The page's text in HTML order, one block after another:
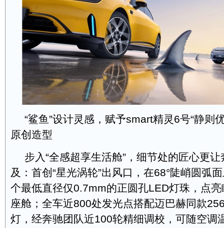
“鲨鱼”设计灵感，赋予smart精灵6号“静则
原创造型
步入“全感超享生活舱”，细节处的匠心更
及：首创“星光涡轮”出风口，在68°陡峭圆弧
个最低直径仅0.7mm的正圆孔LED灯珠，点
座舱；全车近800处发光点搭配迈巴赫同款
灯，经奔驰团队近100轮精细调校，可随空调